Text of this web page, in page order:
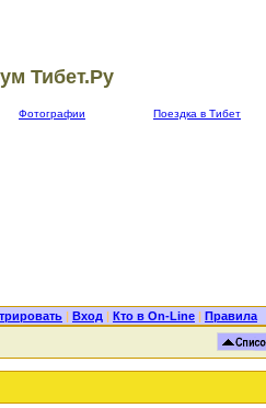
Тибет.Ру
Фотографии Поездка в Тибет
| Вход | Кто в On-Line | Правила